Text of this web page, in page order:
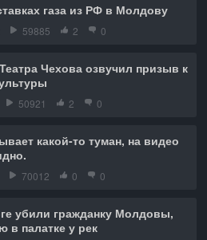
газа из РФ в Молдову
59885 2 0
Чехова озвучил призыв к
50921 2 0
какой-то туман, на видео
70012 0 0
убили гражданку Молдовы,
в палатке у рек